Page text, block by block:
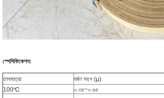
স্পেসিফিকেশন:
তাপমাত্রা ঘর্ষণ সহগ (μ)
100℃
০.৩৫~০.৬৫